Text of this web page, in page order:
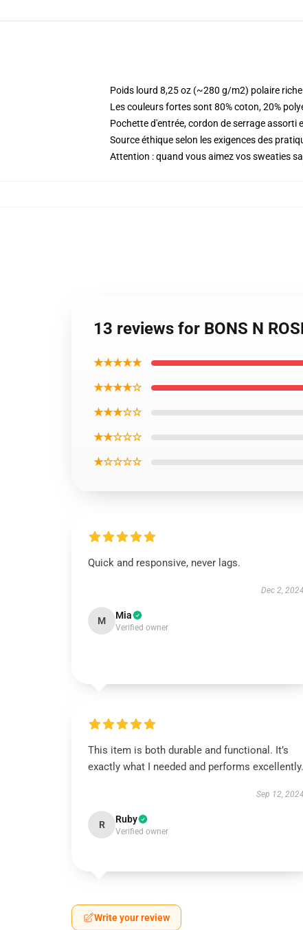
Poids lourd 8,25 oz (~280 g/m2) polaire
Les couleurs fortes sont 80% coton, 20%
Pochette d'entrée, cordon de serrage assorti
Source éthique selon les exigences des
Attention : quand vous aimez vos sweaties
13 reviews for BONS N
★★★★★
★★★★☆
★★★☆☆
★★☆☆☆
★☆☆☆☆
Quick and responsive, never lags.
Dec 2, 2024
M Mia
Verified owner
This item is both durable and functional. It’s
exactly what I needed and performs excellently.
Sep 12, 2024
R Ruby
Verified owner
Write your review